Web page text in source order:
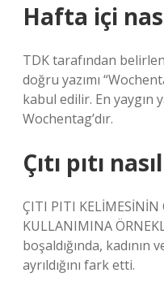
Hafta içi
TDK tarafından
doğru yazımı
kabul edilir. En yaygın
Wochentag’dır.
Çıtı pıtı
ÇITI PITI KELİMESİNİN
KULLANIMINA
boşaldığında,
ayrıldığını fark etti.